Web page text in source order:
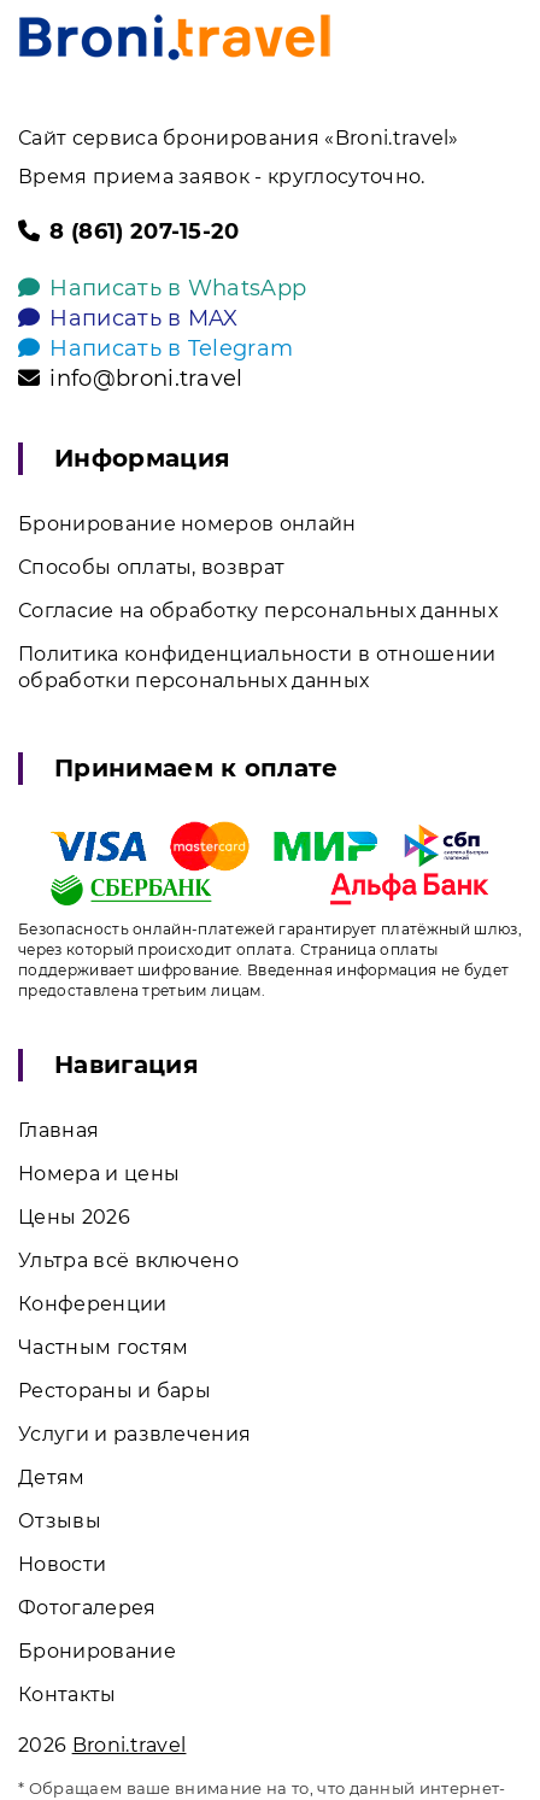
Сайт сервиса бронирования «Broni.travel»
Время приема заявок - круглосуточно.
8 (861) 207-15-20
Написать в WhatsApp
Написать в MAX
Написать в Telegram
info@broni.travel
Информация
Бронирование номеров онлайн
Способы оплаты, возврат
Согласие на обработку персональных данных
Политика конфиденциальности в отношении
обработки персональных данных
Принимаем к оплате
Безопасность онлайн-платежей гарантирует платёжный шлюз,
через который происходит оплата. Страница оплаты
поддерживает шифрование. Введенная информация не будет
предоставлена третьим лицам.
Навигация
Главная
Номера и цены
Цены 2026
Ультра всё включено
Конференции
Частным гостям
Рестораны и бары
Услуги и развлечения
Детям
Отзывы
Новости
Фотогалерея
Бронирование
Контакты
2026 Broni.travel
* Обращаем ваше внимание на то, что данный интернет-